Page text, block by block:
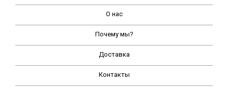
О нас
Почему мы?
Доставка
Контакты